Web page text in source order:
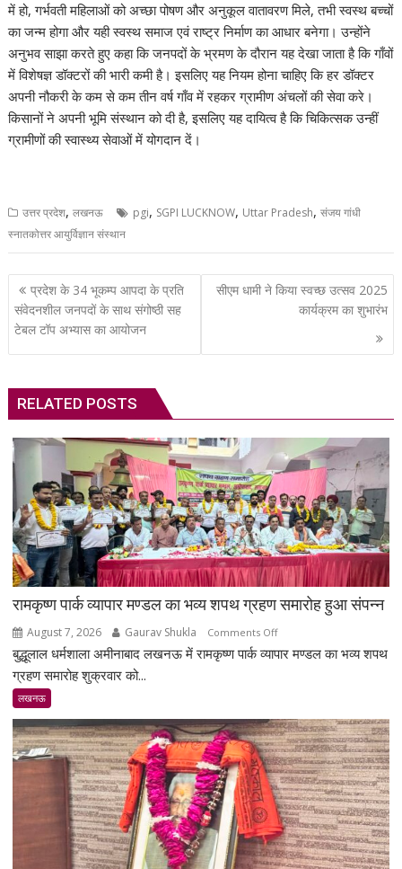
में हो, गर्भवती महिलाओं को अच्छा पोषण और अनुकूल वातावरण मिले, तभी स्वस्थ बच्चों
का जन्म होगा और यही स्वस्थ समाज एवं राष्ट्र निर्माण का आधार बनेगा। उन्होंने
अनुभव साझा करते हुए कहा कि जनपदों के भ्रमण के दौरान यह देखा जाता है कि गाँवों
में विशेषज्ञ डॉक्टरों की भारी कमी है। इसलिए यह नियम होना चाहिए कि हर डॉक्टर
अपनी नौकरी के कम से कम तीन वर्ष गाँव में रहकर ग्रामीण अंचलों की सेवा करे।
किसानों ने अपनी भूमि संस्थान को दी है, इसलिए यह दायित्व है कि चिकित्सक उन्हीं
ग्रामीणों की स्वास्थ्य सेवाओं में योगदान दें।
उत्तर प्रदेश,लखनऊ pgi, SGPI LUCKNOW, Uttar Pradesh,संजय गांधी
स्नातकोत्तर आयुर्विज्ञान संस्थान
Post
navigation
प्रदेश के 34 भूकम्प आपदा के प्रति
संवेदनशील जनपदों के साथ संगोष्ठी सह
टेबल टॉप अभ्यास का आयोजन
सीएम धामी ने किया स्वच्छ उत्सव 2025
कार्यक्रम का शुभारंभ
RELATED POSTS
रामकृष्ण पार्क व्यापार मण्डल का भव्य शपथ ग्रहण समारोह हुआ संपन्न
August 7, 2026 Gaurav Shukla Comments Offon
रामकृष्ण
का
भव्य
शपथ
ग्रहण
समारोह
हुआ
संपन्न
बुद्धूलाल धर्मशाला अमीनाबाद लखनऊ में रामकृष्ण पार्क व्यापार मण्डल का भव्य शपथ
ग्रहण समारोह शुक्रवार को...
लखनऊ